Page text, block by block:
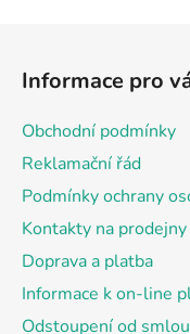
Informace pro
Obchodní podmínky
Reklamační řád
Podmínky ochrany
Kontakty na prodejny
Doprava a platba
Informace k on-line
Odstoupení od